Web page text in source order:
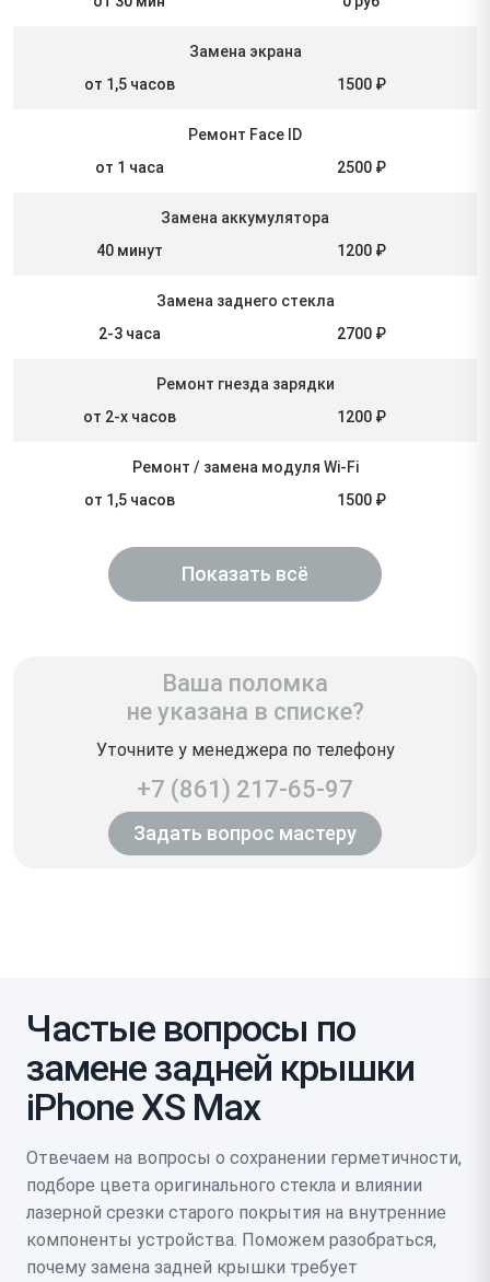
Замена экрана
от 1,5 часов
1500 ₽
Ремонт Face ID
от 1 часа
2500 ₽
Замена аккумулятора
40 минут
1200 ₽
Замена заднего стекла
2-3 часа
2700 ₽
Ремонт гнезда зарядки
от 2-х часов
1200 ₽
Ремонт / замена модуля Wi-Fi
от 1,5 часов
1500 ₽
Показать всё
Ваша поломка
не указана в списке?
Уточните у менеджера по телефону
+7 (861) 217-65-97
Задать вопрос мастеру
Частые вопросы по
замене задней крышки
iPhone XS Max
Отвечаем на вопросы о сохранении герметичности,
подборе цвета оригинального стекла и влиянии
лазерной срезки старого покрытия на внутренние
компоненты устройства. Поможем разобраться,
почему замена задней крышки требует